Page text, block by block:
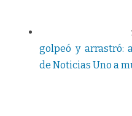
golpeó y arrastró:
de Noticias Uno a